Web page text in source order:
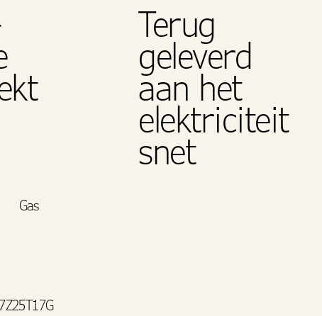
Terug
geleverd
aan het
elektriciteit
snet
Gas